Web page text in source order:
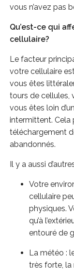
vous n’avez pas
Qu’est-ce qui
cellulaire?
Le facteur
votre cellulaire
vous êtes
tours de cellules,
vous êtes loin
intermittent. Cela
téléchargement
abandonnés.
Il y a aussi
Votre
cellulaire
physiques.
qu’à
entouré de
La météo :
très forte, la